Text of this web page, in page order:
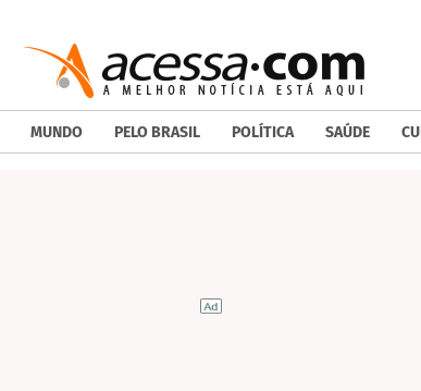
MUNDO PELO BRASIL POLÍTICA SAÚDE